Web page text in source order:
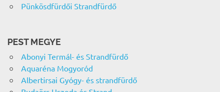
Pünkösdfürdői Strandfürdő
PEST MEGYE
Abonyi Termál- és Strandfürdő
Aquaréna Mogyoród
Albertirsai Gyógy- és strandfürdő